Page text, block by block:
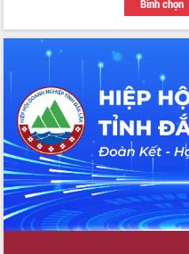
Thứ trưởng Bộ Y tế làm việc với tỉnh
Đắk Lắk về phát triển nhân lực y tế
cho trạm y tế cấp xã
Du lịch Đắk Lắk nâng tầm trải nghiệm
du khách thông qua Hệ thống cơ sở dữ
liệu và Bản đồ số
Tập huấn ứng dụng trí tuệ nhân tạo (AI)
trong thương mại điện tử năm 2026
Đoàn đại biểu Quốc hội tỉnh Đắk Lắk
trao đổi thông tin trước Kỳ họp thứ
nhất, Quốc hội khóa XVI
Quyết liệt cải cách hành chính, khơi
Bình chọn